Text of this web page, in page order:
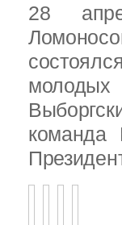
28
команда